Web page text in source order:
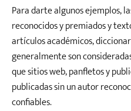
Para darte algunos ejemplos,
reconocidos y premiados y
artículos académicos,
generalmente son
que sitios web, panfletos y
publicadas sin un autor
confiables.